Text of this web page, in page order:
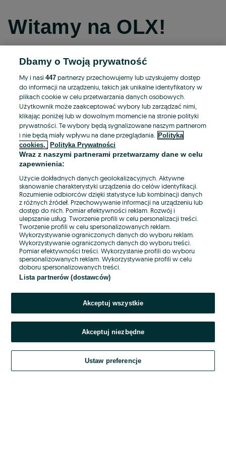
Witamy na OLX!
Kontynuuj przez Facebooka
Kontynuuj przez konto Apple
Kontynuuj przez konto Google
LUB
E-mail
Hasło
Nie pamiętasz hasła?
Zaloguj się
Kontynuując za pośrednictwem jednego z dostawców wskazanych powyżej,
Regulamin serwisu OLX.pl w jego aktualnym brzmieniu.
Dbamy o Twoją prywatność
My i nasi447 partnerzy przechowujemy lub uzyskujemy dostęp
do informacji na urządzeniu, takich jak unikalne identyfikatory w
plikach cookie w celu przetwarzania danych osobowych.
Użytkownik może zaakceptować wybory lub zarządzać nimi,
klikając poniżej lub w dowolnym momencie na stronie polityki
prywatności. Te wybory będą sygnalizowane naszym partnerom
i nie będą miały wpływu na dane przeglądania.
Polityka
cookies,
Polityka Prywatności
Wraz z naszymi partnerami przetwarzamy dane w celu
zapewnienia:
Użycie dokładnych danych geolokalizacyjnych. Aktywne
skanowanie charakterystyki urządzenia do celów identyfikacji.
Rozumienie odbiorców dzięki statystyce lub kombinacji danych
z różnych źródeł. Przechowywanie informacji na urządzeniu lub
dostęp do nich. Pomiar efektywności reklam. Rozwój i
ulepszanie usług. Tworzenie profili w celu personalizacji treści.
Tworzenie profili w celu spersonalizowanych reklam.
Wykorzystywanie ograniczonych danych do wyboru reklam.
Wykorzystywanie ograniczonych danych do wyboru treści.
Pomiar efektywności treści. Wykorzystanie profili do wyboru
spersonalizowanych reklam. Wykorzystywanie profili w celu
doboru spersonalizowanych treści.
Lista partnerów (dostawców)
Akceptuj wszystkie
Akceptuj niezbędne
Ustaw preferencje